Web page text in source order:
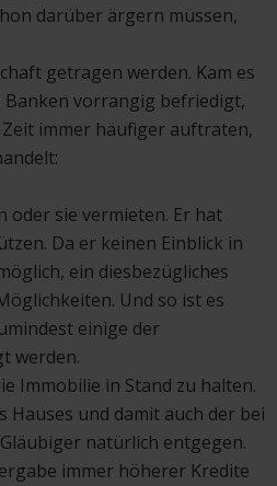
darüber ärgern müssen,
getragen werden. Kam es
Banken vorrangig befriedigt,
immer häufiger auftraten,
sie vermieten. Er hat
Da er keinen Einblick in
ein diesbezügliches
Und so ist es
einige der
werden.
Immobilie in Stand zu halten.
und damit auch der bei
natürlich entgegen.
immer höherer Kredite